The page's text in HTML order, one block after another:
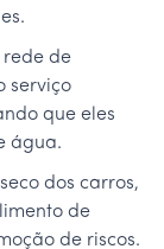
rede de
serviço
que eles
água.
dos carros,
de
de riscos.